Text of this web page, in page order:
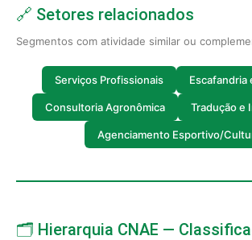
🔗 Setores relacionados
Segmentos com atividade similar ou
Serviços Profissionais Escafandria
Consultoria Agronômica Tradução e
Agenciamento Esportivo/
🗂️ Hierarquia CNAE —